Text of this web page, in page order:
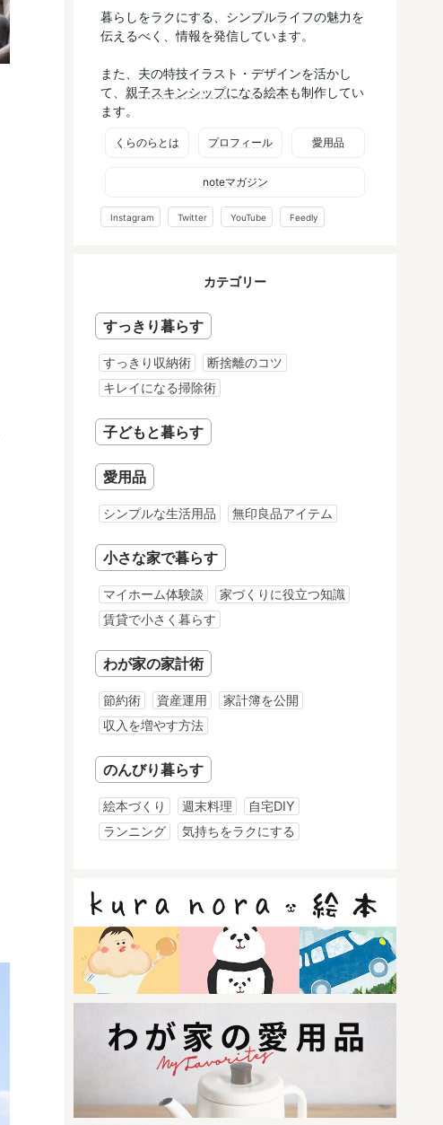
暮らしをラクにする、シンプルライフの魅力を
伝えるべく、情報を発信しています。
また、夫の特技イラスト・デザインを活かし
て、 親子スキンシップになる絵本も制作してい
ます。
くらのらとは プロフィール 愛用品
noteマガジン
Instagram Twitter YouTube Feedly
カテゴリー
すっきり暮らす
すっきり収納術
断捨離のコツ
キレイになる掃除術
子どもと暮らす
愛用品
シンプルな生活用品 無印良品アイテム
小さな家で暮らす
マイホーム体験談
家づくりに役立つ知識
賃貸で小さく暮らす
わが家の家計術
節約術 資産運用
家計簿を公開
収入を増やす方法
のんびり暮らす
絵本づくり 週末料理
自宅DIY
ランニング
気持ちをラクにする